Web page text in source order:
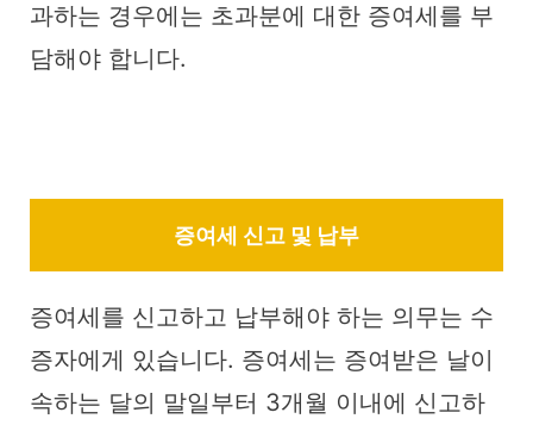
과하는 경우에는 초과분에 대한 증여세를 부
담해야 합니다.
증여세 신고 및 납부
증여세를 신고하고 납부해야 하는 의무는 수
증자에게 있습니다. 증여세는 증여받은 날이
속하는 달의 말일부터 3개월 이내에 신고하